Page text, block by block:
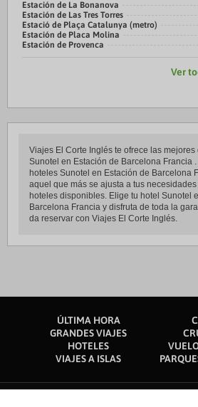
Estación de La Bonanova
Estación de Las Tres Torres
Estació de Plaça Catalunya (metro)
Estación de Placa Molina
Estación de Provenca
Ver
Viajes El Corte Inglés te ofrece las
Sunotel en Estación de Barcelona Francia
hoteles Sunotel en Estación de Barcelona
aquel que más se ajusta a tus
hoteles disponibles. Elige tu hotel Sunotel
Barcelona Francia y disfruta de toda la
da reservar con Viajes El Corte Inglés.
ÚLTIMA HORA
GRANDES VIAJES
HOTELES
VIAJES A ISLAS